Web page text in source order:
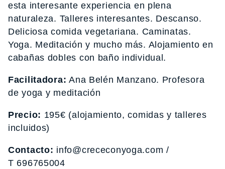
esta interesante experiencia en plena
naturaleza. Talleres interesantes. Descanso.
Deliciosa comida vegetariana. Caminatas.
Yoga. Meditación y mucho más. Alojamiento en
cabañas dobles con baño individual.
Facilitadora: Ana Belén Manzano. Profesora
de yoga y meditación
Precio: 195€ (alojamiento, comidas y talleres
incluidos)
Contacto: info@crececonyoga.com /
T 696765004